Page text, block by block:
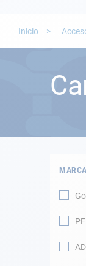
Electricidad
Seguridad
Tienda y ocio
Inicio
AD